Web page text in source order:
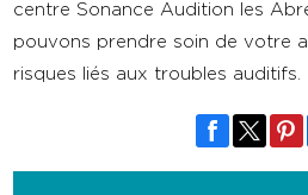
centre Sonance Audition les
pouvons prendre soin de votre
risques liés aux troubles auditifs.